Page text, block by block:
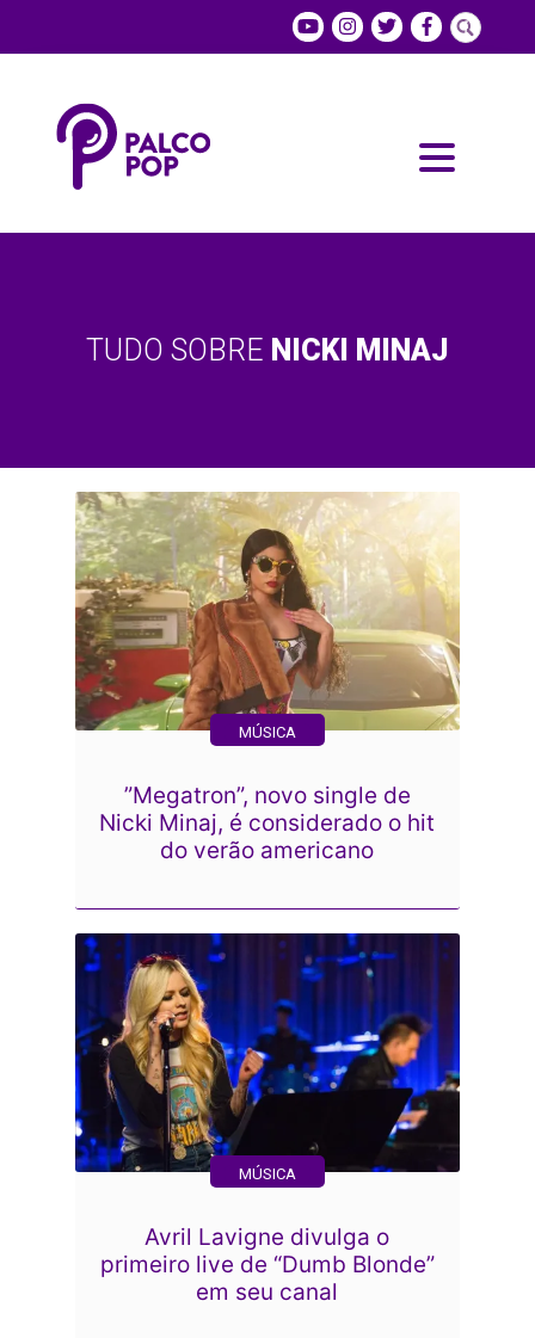
TUDO SOBRE NICKI MINAJ
MÚSICA
”Megatron”, novo single de
Nicki Minaj, é considerado o hit
do verão americano
MÚSICA
Avril Lavigne divulga o
primeiro live de “Dumb Blonde”
em seu canal